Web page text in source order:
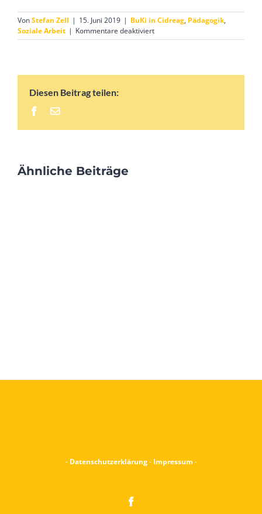
VonStefan Zell | 15. Juni 2019 | BuKi in Cidreag, Pädagogik,
Soziale Arbeit | Kommentare deaktiviertfür
Schulabschlussfest
Diesen Beitrag teilen:
Facebook
E-
Ähnliche Beiträge
- Datenschutzerklärung- Impressum -